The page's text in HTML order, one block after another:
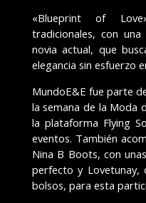
«Blueprint of
tradicionales, con
novia actual, que
elegancia sin esfuerzo
MundoE&E fue parte
la semana de la Moda
la plataforma Flying
eventos. También
Nina B Boots, con
perfecto y Lovetunay,
bolsos, para esta